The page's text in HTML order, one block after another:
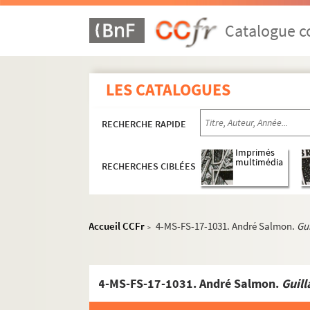
Catalogue
LES CATALOGUES
RECHERCHE RAPIDE
RECHERCHES CIBLÉES
Imprimés
multimédia
Accueil CCFr > 4-MS-FS-17-1031. André Salmon.
4-MS-FS-17-1031. André Salmon.